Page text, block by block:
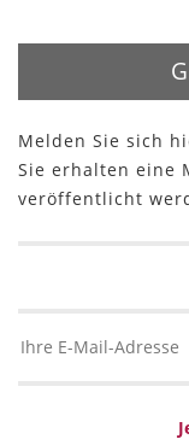
Melden Sie sich
Sie erhalten eine
veröffentlicht